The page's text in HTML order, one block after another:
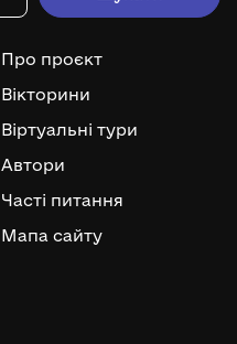
Про проєкт
Вікторини
Віртуальні тури
Автори
Часті питання
Мапа сайту